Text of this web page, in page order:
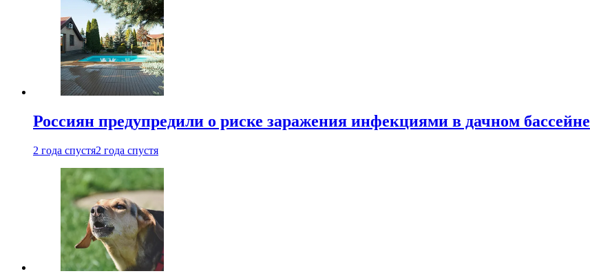
Россиян предупредили о риске заражения инфекциями в дачном бассейне
2 года спустя2 года спустя